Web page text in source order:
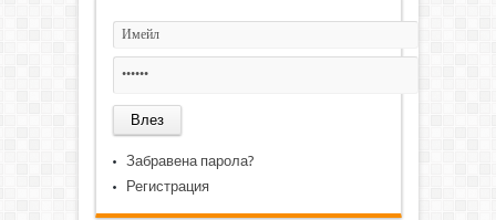
Забравена парола?
Регистрация